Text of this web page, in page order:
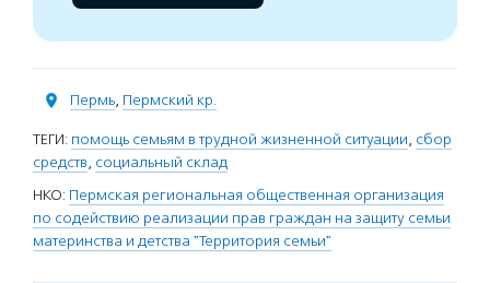
Пермь, Пермский кр.
ТЕГИ: помощь семьям в трудной жизненной ситуации, сбор
средств, социальный склад
НКО: Пермская региональная общественная организация
по содействию реализации прав граждан на защиту семьи
материнства и детства "Территория семьи"